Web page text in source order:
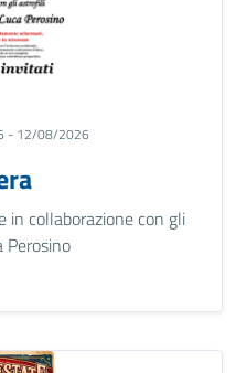
- 12/08/2026
in collaborazione con gli
Perosino